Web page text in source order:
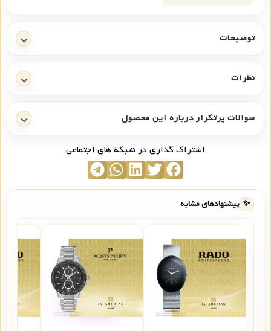
توضیحات
نظرات
سوالات پرتکرار درباره این محصول
اشتراک گذاری در شبکه های اجتماعی
✨ پیشنهادهای مشابه